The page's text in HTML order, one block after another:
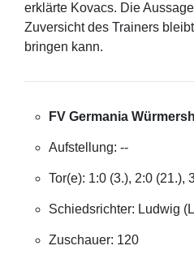
erklärte Kovacs. Die
Zuversicht des Trainers
bringen kann.
FV Germania
Aufstellung: --
Tor(e): 1:0 (3.), 2:0 (21.),
Schiedsrichter: Ludwig
Zuschauer: 120